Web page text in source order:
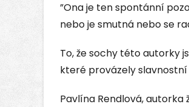
”Ona je ten spontánní
nebo je smutná nebo se
To, že sochy této autorky
které provázely slavnostní
Pavlína Rendlová, autorka